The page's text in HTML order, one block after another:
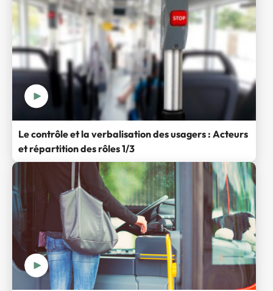
Le contrôle et la verbalisation des usagers : Acteurs
et répartition des rôles 1/3